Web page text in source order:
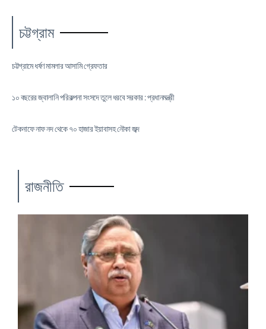
চট্টগ্রাম
চট্টগ্রামে ধর্ষণ মামলার আসামি গ্রেফতার
১০ বছরের জ্বালানি পরিকল্পনা সংসদে তুলে ধরবে সরকার : প্রধানমন্ত্রী
টেকনাফে নাফ নদ থেকে ৭০ হাজার ইয়াবাসহ নৌকা জব্দ
রাজনীতি